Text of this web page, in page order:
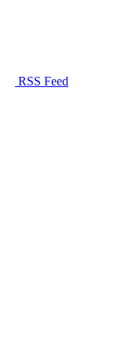
RSS Feed